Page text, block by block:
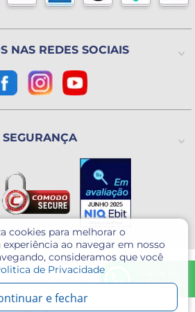
WhatsApp
cookies para melhorar o
ao navegar em nosso
consideramos que você
de Privacidade
e fechar
(Exceto Feriados)
- Santo André / SP
CEP: 09220-611
Como chegar?
07.003.260/0001-60
NAS REDES SOCIAIS
SEGURANÇA
- Todos direitos reservados.
e o GooglePolítica de Privacidade
de serviçose aplicam.